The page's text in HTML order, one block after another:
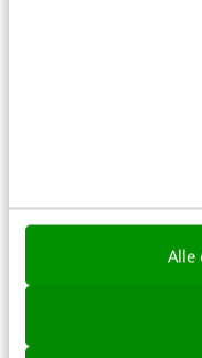
Alle
Het spel van